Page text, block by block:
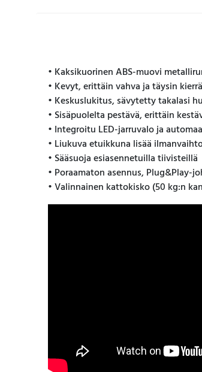
• Kaksikuorinen ABS-muovi
• Kevyt, erittäin vahva ja täysin
• Keskuslukitus, sävytetty takalasi
• Sisäpuolelta pestävä, erittäin
• Integroitu LED-jarruvalo ja
• Liukuva etuikkuna lisää
• Sääsuoja esiasennetuilla tiivisteillä
• Poraamaton asennus, Plug&Play-
• Valinnainen kattokisko (50 kg:n